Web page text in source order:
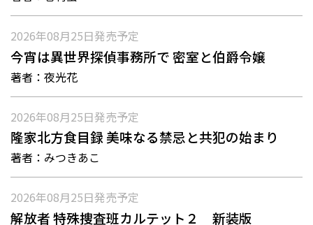
2026年08月25日発売予定
今宵は異世界探偵事務所で 密室と伯爵令嬢
著者： 夜光花
2026年08月25日発売予定
隆家北方食目録 美味なる禁忌と共犯の始まり
著者： みつきあこ
2026年08月25日発売予定
解放者 特殊捜査班カルテット２ 新装版